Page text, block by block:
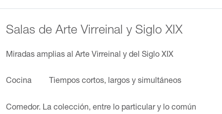
Salas de Arte Virreinal y Siglo XIX
Miradas amplias al Arte Virreinal y del Siglo XIX
Cocina Tiempos cortos, largos y simultáneos
Comedor. La colección, entre lo particular y lo común